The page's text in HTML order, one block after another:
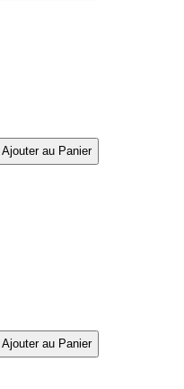
Ajouter au Panier
Ajouter au Panier